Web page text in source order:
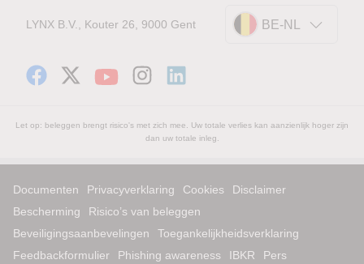
LYNX B.V., Kouter 26, 9000 Gent BE-NL
Let op: beleggen brengt risico's met zich mee. Uw totale verlies kan aanzienlijk hoger zijn
dan uw totale inleg.
Documenten Privacyverklaring Cookies
Disclaimer
Bescherming
Risico’s van beleggen
Beveiligingsaanbevelingen
Toegankelijkheidsverklaring
Feedbackformulier
Phishing awareness IBKR
Pers